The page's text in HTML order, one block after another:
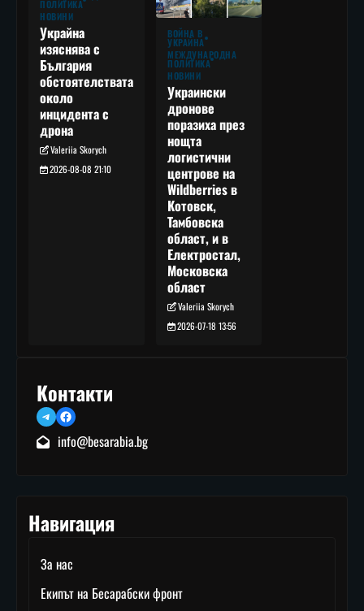
ПОЛИТИКА
НОВИНИ
Украйна
изяснява с
България
обстоятелствата
около
инцидента с
дрона
Valeriia Skorych
2026-08-08 21:10
ВОЙНА В
УКРАЙНА
МЕЖДУНАРОДНА
ПОЛИТИКА
НОВИНИ
Украински
дронове
поразиха през
нощта
логистични
центрове на
Wildberries в
Котовск,
Тамбовска
област, и в
Електростал,
Московска
област
Valeriia Skorych
2026-07-18 13:56
Контакти
TelegramFacebook
info@besarabia.bg
Навигация
За нас
Екипът на Бесарабски фронт